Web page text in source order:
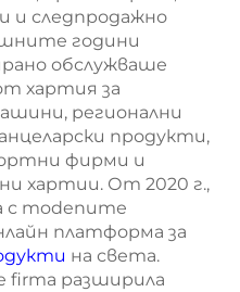
и следпродажно
години
обслужваше
хартия за
регионални
продукти,
фирми и
хартии. От 2020 г.,
с modenите
платформа за
на света.
firma разширила